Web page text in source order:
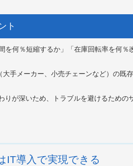
ト
何％短縮するか」「在庫回転率を何％
手メーカー、小売チェーンなど）の既
が深いため、トラブルを避けるための
IT導入で実現できる